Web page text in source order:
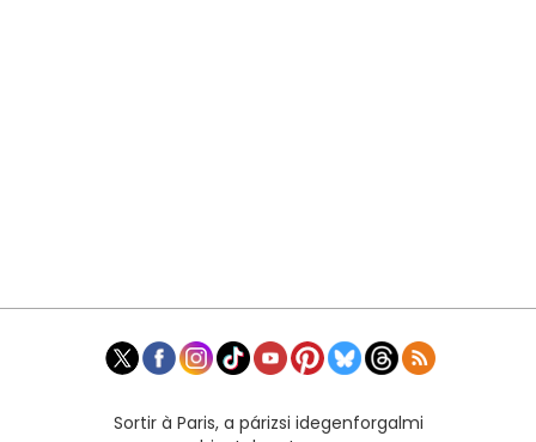
Sortir à Paris, a párizsi idegenforgalmi